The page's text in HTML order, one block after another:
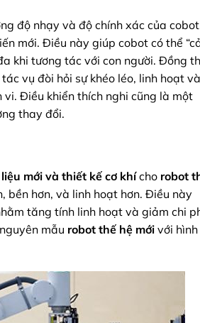
độ nhạy và độ chính xác của
mới. Điều này giúp cobot có thể
khi tương tác với con người. Đồng
vụ đòi hỏi sự khéo léo, linh hoạt và
Điều khiển thích nghi cũng là một
thay đổi.
mới và thiết kế cơ khícho robot
bền hơn, và linh hoạt hơn. Điều này
tăng tính linh hoạt và giảm chi
mẫu robot thế hệ mới với hình